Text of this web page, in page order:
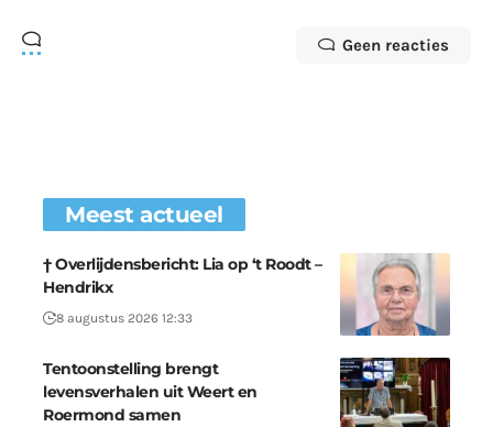
Geen reacties
Meest actueel
† Overlijdensbericht: Lia op ‘t Roodt –
Hendrikx
8 augustus 2026 12:33
Tentoonstelling brengt
levensverhalen uit Weert en
Roermond samen